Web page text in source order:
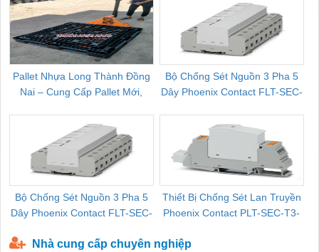
Pallet Nhựa Long Thành Đồng
Nai – Cung Cấp Pallet Mới,
Bộ Chống Sét Nguồn 3 Pha 5
Dây Phoenix Contact FLT-SEC-
Bộ Chống Sét Nguồn 3 Pha 5
Dây Phoenix Contact FLT-SEC-
Thiết Bị Chống Sét Lan Truyền
Phoenix Contact PLT-SEC-T3-
Nhà cung cấp chuyên nghiệp